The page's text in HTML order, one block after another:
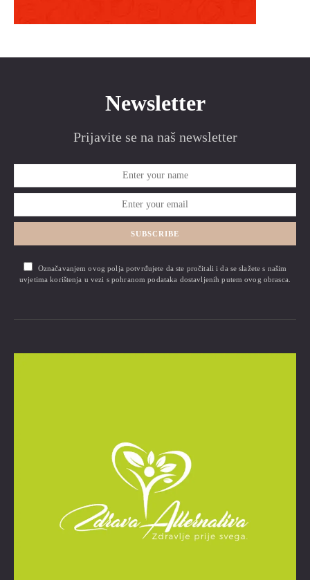
Newsletter
Prijavite se na naš newsletter
SUBSCRIBE
Označavanjem ovog polja potvrđujete da ste pročitali i da se slažete s našim
uvjetima korištenja u vezi s pohranom podataka dostavljenih putem ovog obrasca.